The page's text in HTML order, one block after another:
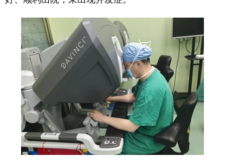
会展 彩票 娱乐 时尚
悦读 公益 书画 一带一路
亚太网 上市公司 投教基地
地方频道
北京 天津 河北 山西
辽宁 吉林 上海 江苏